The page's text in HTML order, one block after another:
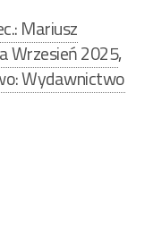
Mariusz
Wrzesień 2025,
Wydawnictwo